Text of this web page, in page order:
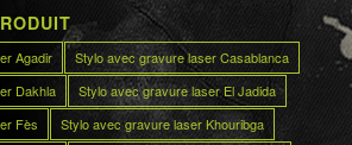
Agadir
Stylo avec gravure laser Casablanca
Dakhla
Stylo avec gravure laser El Jadida
Fès
Stylo avec gravure laser Khouribga